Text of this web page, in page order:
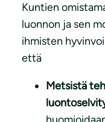
Kuntien
luonnon ja sen
ihmisten
että
Metsistä